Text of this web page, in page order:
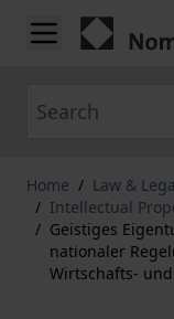
Skip to Content
Home / Law &
/ Intellectual
/ Geistiges
nationaler
Wirtschafts-